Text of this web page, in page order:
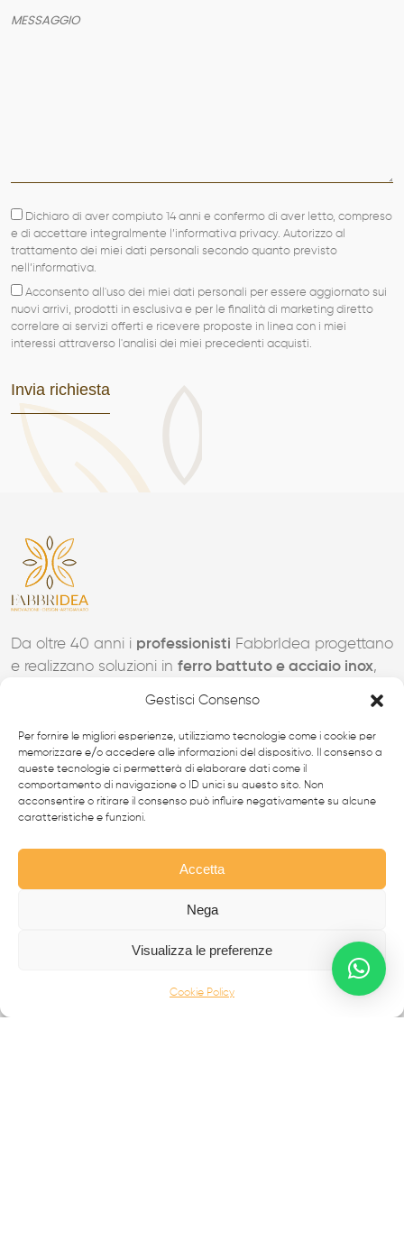
Gestisci Consenso
Per fornire le migliori esperienze, utilizziamo tecnologie come i cookie per
memorizzare e/o accedere alle informazioni del dispositivo. Il consenso a
queste tecnologie ci permetterà di elaborare dati come il
comportamento di navigazione o ID unici su questo sito. Non
acconsentire o ritirare il consenso può influire negativamente su alcune
caratteristiche e funzioni.
Accetta
Nega
Visualizza le preferenze
Cookie Policy
Dichiaro di aver compiuto 14 anni e confermo di aver letto, compreso
e di accettare integralmente l’informativa privacy. Autorizzo al
trattamento dei miei dati personali secondo quanto previsto
nell’informativa.
Acconsento all'uso dei miei dati personali per essere aggiornato sui
nuovi arrivi, prodotti in esclusiva e per le finalità di marketing diretto
correlare ai servizi offerti e ricevere proposte in linea con i miei
interessi attraverso l'analisi dei miei precedenti acquisti.
Da oltre 40 anni i professionisti FabbrIdea progettano
e realizzano soluzioni in ferro battuto e acciaio inox,
CANCELLI MODERNI
CANCELLI IN FERRO BATTUTO
RECINZIONI
SCALE IN ACCIAIO INOX
SCALE IN FERRO BATTUTO
COMPLEMENTI E ALTRO